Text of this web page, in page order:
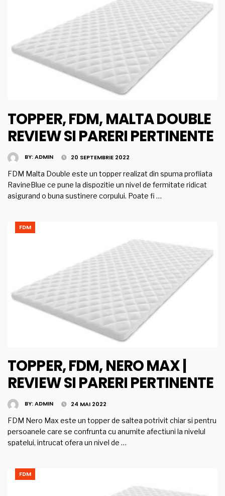
TOPPER, FDM, MALTA DOUBLE
REVIEW SI PARERI PERTINENTE
BY:ADMIN 20 SEPTEMBRIE 2022
FDM Malta Double este un topper realizat din spuma profliata
RavineBlue ce pune la dispozitie un nivel de fermitate ridicat
asigurand o buna sustinere corpului. Poate fi …
FDM
TOPPER, FDM, NERO MAX |
REVIEW SI PARERI PERTINENTE
BY:ADMIN 24 MAI 2022
FDM Nero Max este un topper de saltea potrivit chiar si pentru
persoanele care se confrunta cu anumite afectiuni la nivelul
spatelui, intrucat ofera un nivel de …
FDM